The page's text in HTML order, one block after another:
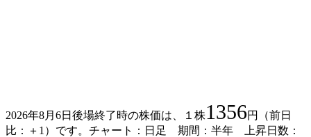
2026年8月6日後場終了時の株価は、１株1356円（前日
比：＋1）です。チャート：日足 期間：半年 上昇日数：